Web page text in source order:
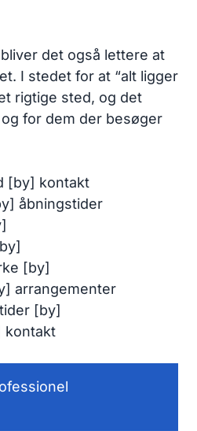
det også lettere at
I stedet for at “alt ligger
rigtige sted, og det
for dem der besøger
[by] kontakt
åbningstider
[by]
arrangementer
[by]
kontakt